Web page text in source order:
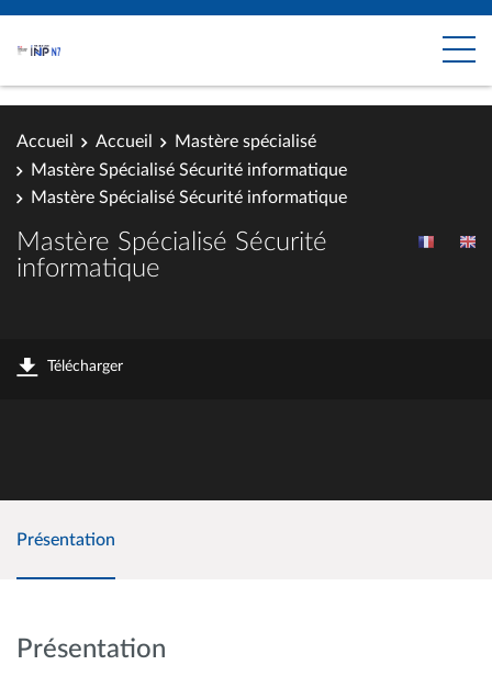
Accueil Accueil
Mastère spécialisé
Mastère Spécialisé Sécurité informatique
Mastère Spécialisé Sécurité informatique
Mastère Spécialisé Sécurité
informatique
Télécharger
Présentation
Présentation